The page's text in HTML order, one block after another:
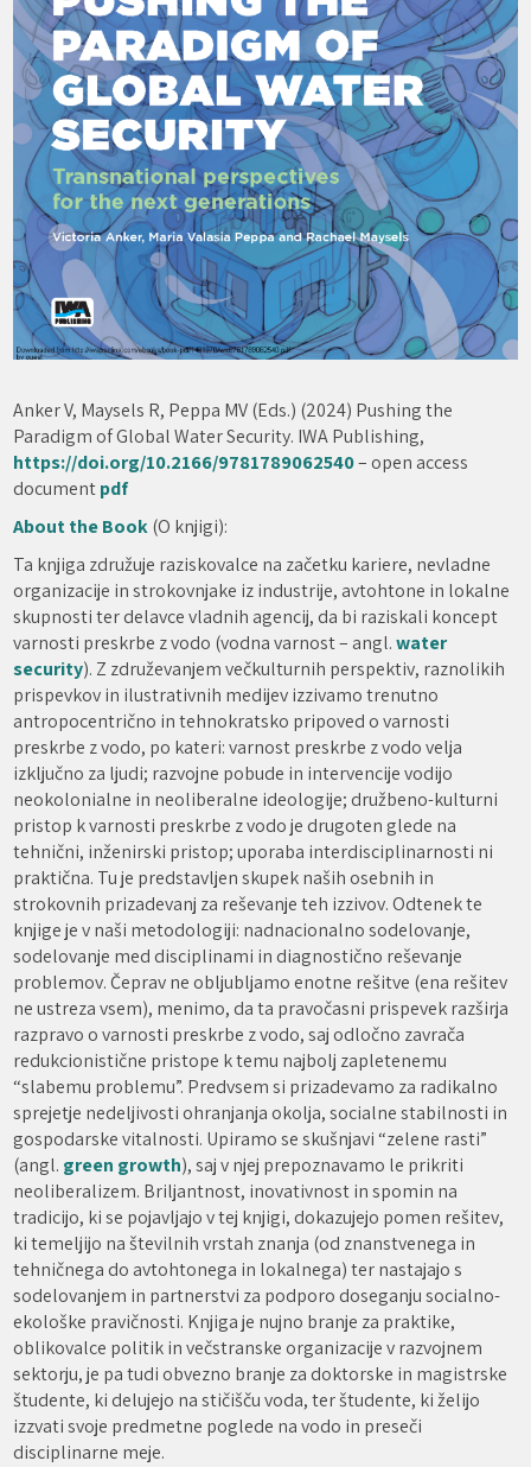
Anker V, Maysels R, Peppa MV (Eds.) (2024) Pushing the
Paradigm of Global Water Security. IWA Publishing,
https://doi.org/10.2166/9781789062540– open access
documentpdf
About the Book(O knjigi):
Ta knjiga združuje raziskovalce na začetku kariere, nevladne
organizacije in strokovnjake iz industrije, avtohtone in lokalne
skupnosti ter delavce vladnih agencij, da bi raziskali koncept
varnosti preskrbe z vodo (vodna varnost – angl.water
security). Z združevanjem večkulturnih perspektiv, raznolikih
prispevkov in ilustrativnih medijev izzivamo trenutno
antropocentrično in tehnokratsko pripoved o varnosti
preskrbe z vodo, po kateri: varnost preskrbe z vodo velja
izključno za ljudi; razvojne pobude in intervencije vodijo
neokolonialne in neoliberalne ideologije; družbeno-kulturni
pristop k varnosti preskrbe z vodo je drugoten glede na
tehnični, inženirski pristop; uporaba interdisciplinarnosti ni
praktična. Tu je predstavljen skupek naših osebnih in
strokovnih prizadevanj za reševanje teh izzivov. Odtenek te
knjige je v naši metodologiji: nadnacionalno sodelovanje,
sodelovanje med disciplinami in diagnostično reševanje
problemov. Čeprav ne obljubljamo enotne rešitve (ena rešitev
ne ustreza vsem), menimo, da ta pravočasni prispevek razširja
razpravo o varnosti preskrbe z vodo, saj odločno zavrača
redukcionistične pristope k temu najbolj zapletenemu
“slabemu problemu”. Predvsem si prizadevamo za radikalno
sprejetje nedeljivosti ohranjanja okolja, socialne stabilnosti in
gospodarske vitalnosti. Upiramo se skušnjavi “zelene rasti”
(angl. green growth), saj v njej prepoznavamo le prikriti
neoliberalizem. Briljantnost, inovativnost in spomin na
tradicijo, ki se pojavljajo v tej knjigi, dokazujejo pomen rešitev,
ki temeljijo na številnih vrstah znanja (od znanstvenega in
tehničnega do avtohtonega in lokalnega) ter nastajajo s
sodelovanjem in partnerstvi za podporo doseganju socialno-
ekološke pravičnosti. Knjiga je nujno branje za praktike,
oblikovalce politik in večstranske organizacije v razvojnem
sektorju, je pa tudi obvezno branje za doktorske in magistrske
študente, ki delujejo na stičišču voda, ter študente, ki želijo
izzvati svoje predmetne poglede na vodo in preseči
disciplinarne meje.